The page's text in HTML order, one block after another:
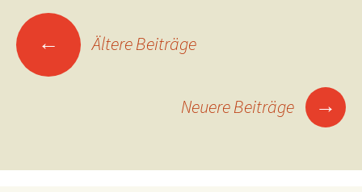
Beitragsnavigation
← Ältere Beiträge
Neuere Beiträge →